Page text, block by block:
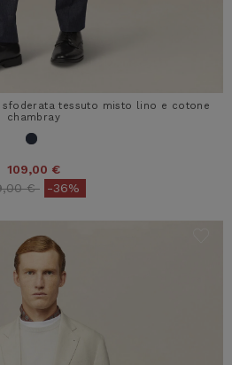
tessuto misto lino e cotone
chambray
109,00 €
reduced from
€to-36%